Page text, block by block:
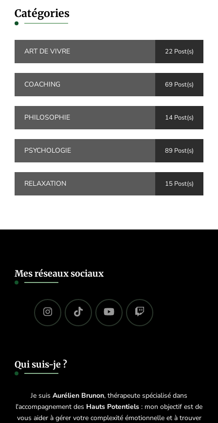
Catégories
ART DE VIVRE 22 Post(s)
COACHING 69 Post(s)
PHILOSOPHIE 14 Post(s)
PSYCHOLOGIE 89 Post(s)
RELAXATION 15 Post(s)
Mes réseaux sociaux
Qui suis-je ?
Je suis Aurélien Brunon, thérapeute spécialisé dans
l'accompagnement des Hauts Potentiels : mon objectif est de
vous aider à gérer votre complexité émotionnelle et à trouver